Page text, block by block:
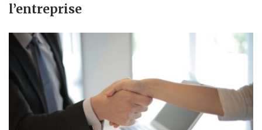
l’entreprise